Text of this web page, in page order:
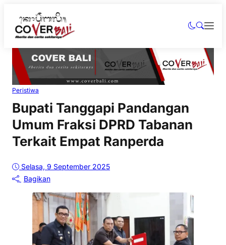
Peristiwa
Bupati Tanggapi Pandangan
Umum Fraksi DPRD Tabanan
Terkait Empat Ranperda
Selasa, 9 September 2025
Bagikan